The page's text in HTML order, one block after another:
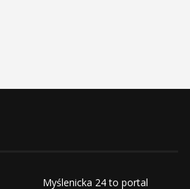
Myślenicka 24 to portal